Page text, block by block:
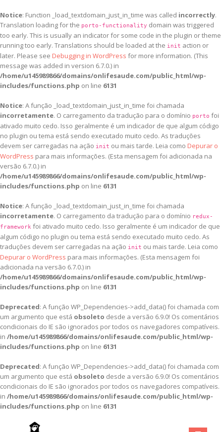
Notice: Function _load_textdomain_just_in_time was called incorrectly.
Translation loading for the porto-functionality domain was triggered
too early. This is usually an indicator for some code in the plugin or theme
running too early. Translations should be loaded at the init action or
later. Please see Debugging in WordPress for more information. (This
message was added in version 6.7.0.) in
/home/u145989866/domains/onlifesaude.com/public_html/wp-
includes/functions.php on line 6131
Notice: A função _load_textdomain_just_in_time foi chamada
incorretamente. O carregamento da tradução para o domínio porto foi
ativado muito cedo. Isso geralmente é um indicador de que algum código
no plugin ou tema está sendo executado muito cedo. As traduções
devem ser carregadas na ação init ou mais tarde. Leia como Depurar o
WordPress para mais informações. (Esta mensagem foi adicionada na
versão 6.7.0.) in
/home/u145989866/domains/onlifesaude.com/public_html/wp-
includes/functions.php on line 6131
Notice: A função _load_textdomain_just_in_time foi chamada
incorretamente. O carregamento da tradução para o domínio redux-
framework foi ativado muito cedo. Isso geralmente é um indicador de que
algum código no plugin ou tema está sendo executado muito cedo. As
traduções devem ser carregadas na ação init ou mais tarde. Leia como
Depurar o WordPress para mais informações. (Esta mensagem foi
adicionada na versão 6.7.0.) in
/home/u145989866/domains/onlifesaude.com/public_html/wp-
includes/functions.php on line 6131
Deprecated: A função WP_Dependencies->add_data() foi chamada com
um argumento que está obsoleto desde a versão 6.9.0! Os comentários
condicionais do IE são ignorados por todos os navegadores compatíveis.
in /home/u145989866/domains/onlifesaude.com/public_html/wp-
includes/functions.php on line 6131
Deprecated: A função WP_Dependencies->add_data() foi chamada com
um argumento que está obsoleto desde a versão 6.9.0! Os comentários
condicionais do IE são ignorados por todos os navegadores compatíveis.
in /home/u145989866/domains/onlifesaude.com/public_html/wp-
includes/functions.php on line 6131